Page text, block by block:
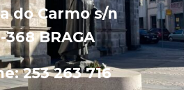
do Carmo s/n
BRAGA
253 263 716